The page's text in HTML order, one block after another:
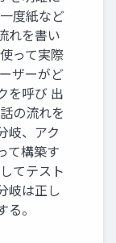
度紙など
れを書い
って実際
ザーがど
を呼び 出
の流れを
岐、アク
て構築す
てテスト
岐は正し
。